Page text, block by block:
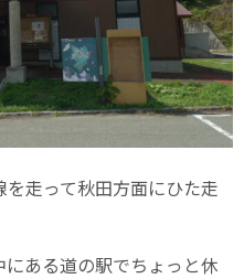
走って秋田方面にひた走
ある道の駅でちょっと休